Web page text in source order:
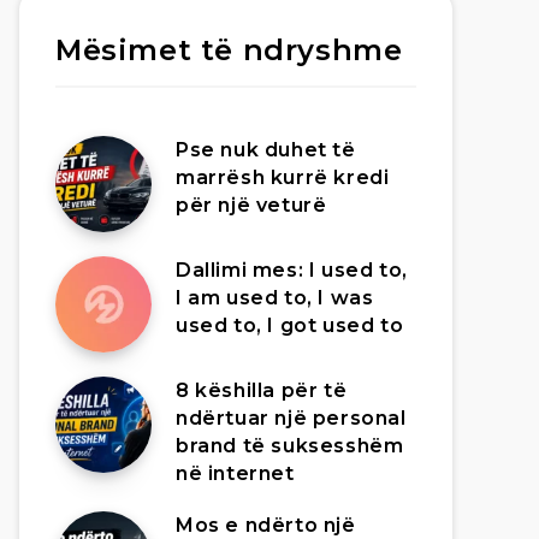
Mësimet të ndryshme
Pse nuk duhet të
marrësh kurrë kredi
për një veturë
Dallimi mes: I used to,
I am used to, I was
used to, I got used to
8 këshilla për të
ndërtuar një personal
brand të suksesshëm
në internet
Mos e ndërto një